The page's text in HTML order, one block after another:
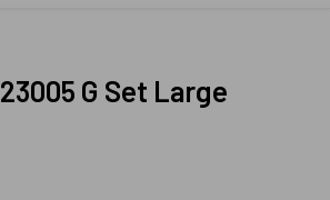
G Set Large